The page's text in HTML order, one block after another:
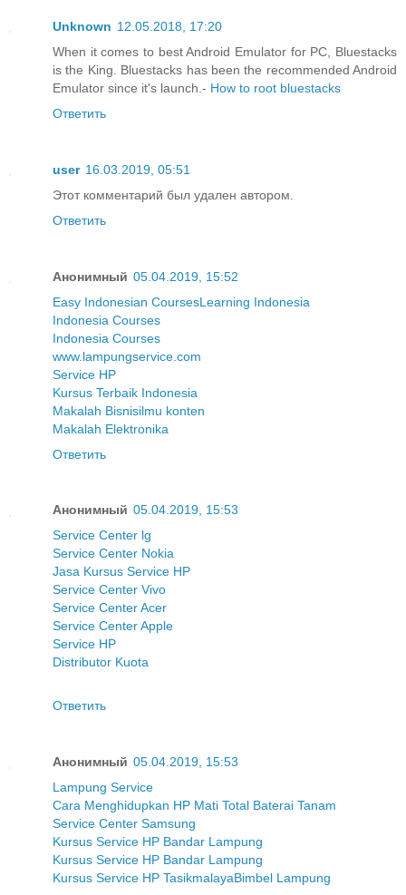
Unknown 12.05.2018, 17:20
When it comes to best Android Emulator for PC, Bluestacks
is the King. Bluestacks has been the recommended Android
Emulator since it's launch.- How to root bluestacks
Ответить
user 16.03.2019, 05:51
Этот комментарий был удален автором.
Ответить
Анонимный 05.04.2019, 15:52
Easy Indonesian CoursesLearning Indonesia
Indonesia Courses
Indonesia Courses
www.lampungservice.com
Service HP
Kursus Terbaik Indonesia
Makalah Bisnisilmu konten
Makalah Elektronika
Ответить
Анонимный 05.04.2019, 15:53
Service Center lg
Service Center Nokia
Jasa Kursus Service HP
Service Center Vivo
Service Center Acer
Service Center Apple
Service HP
Distributor Kuota
Ответить
Анонимный 05.04.2019, 15:53
Lampung Service
Cara Menghidupkan HP Mati Total Baterai Tanam
Service Center Samsung
Kursus Service HP Bandar Lampung
Kursus Service HP Bandar Lampung
Kursus Service HP TasikmalayaBimbel Lampung